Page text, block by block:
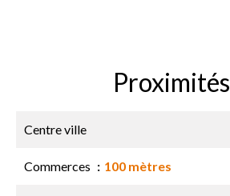
Proximités
Centre ville
Commerces 100 mètres